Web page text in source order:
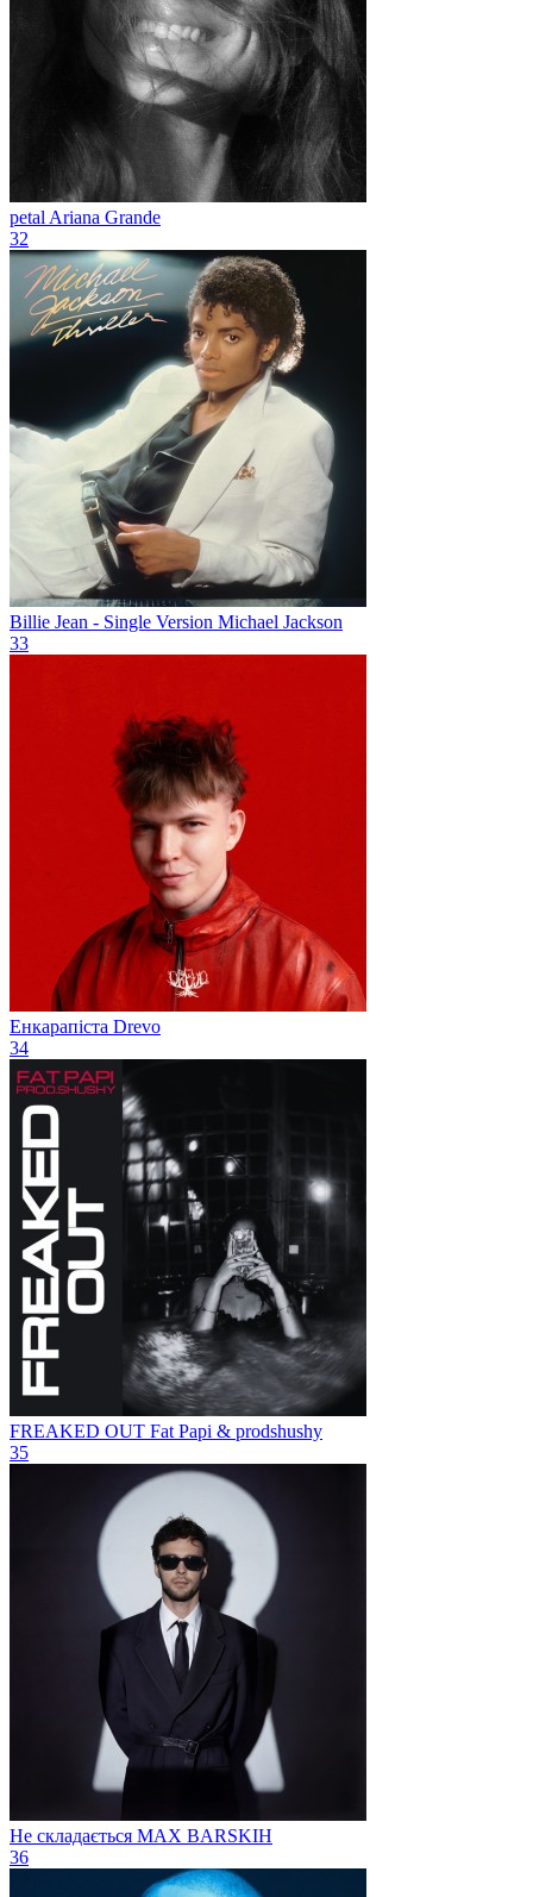
petal Ariana Grande
32
Billie Jean - Single Version Michael Jackson
33
Енкарапіста Drevo
34
FREAKED OUT Fat Papi & prodshushy
35
Не складається MAX BARSKIH
36